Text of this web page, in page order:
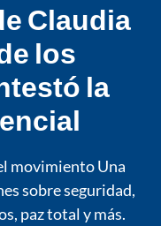
Claudia
los
la
movimiento Una
sobre seguridad,
paz total y más.